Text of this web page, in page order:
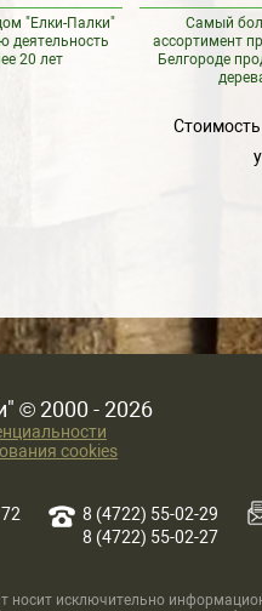
"Елки-Палки"
деятельность
20 лет
Самый
ассортимент
Белгороде
© 2000 - 2026
cookies
8 (4722) 55-02-29
8 (4722) 55-02-27
носит исключительно